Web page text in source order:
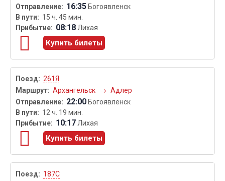
16:35 Богоявленск
15 ч. 45 мин.
08:18Лихая
Купить билеты
261Я
Архангельск
→ Адлер
22:00 Богоявленск
12 ч. 19 мин.
10:17Лихая
Купить билеты
187С